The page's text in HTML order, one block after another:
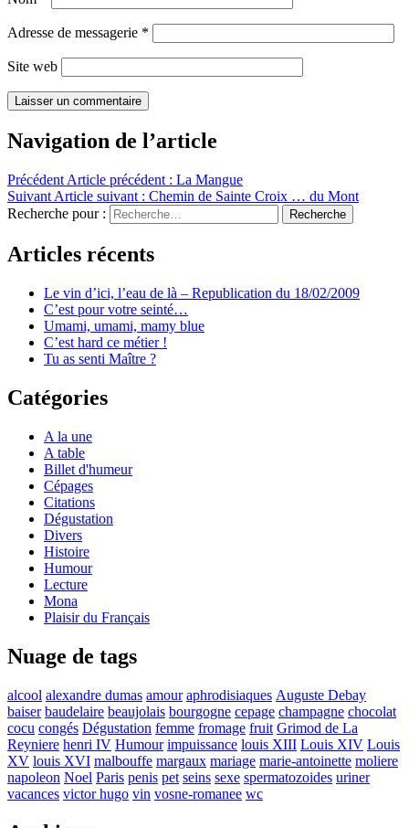
Adresse de messagerie *
Site web
Navigation de l’article
Précédent Article précédent : La Mangue
Suivant Article suivant : Chemin de Sainte Croix … du Mont
Recherche pour :
Recherche
Articles récents
Le vin d’ici, l’eau de là – Republication du 18/02/2009
C’est pour votre seinté…
Umami, umami, mamy blue
C’est hard ce métier !
Tu as senti Maître ?
Catégories
A la une
A table
Billet d'humeur
Cépages
Citations
Dégustation
Divers
Histoire
Humour
Lecture
Mona
Plaisir du Français
Nuage de tags
alcool alexandre dumas amour aphrodisiaques Auguste Debay
baiser baudelaire beaujolais bourgogne cepage champagne chocolat
cocu congés Dégustation femme fromage fruit Grimod de La
Reyniere henri IV Humour impuissance louis XIII Louis XIV Louis
XV louis XVI malbouffe margaux mariage marie-antoinette moliere
napoleon Noel Paris penis pet seins sexe spermatozoides uriner
vacances victor hugo vin vosne-romanee wc